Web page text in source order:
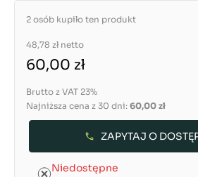
2 osób kupiło ten produkt
48,78 zł netto
60,00 zł
Brutto z VAT 23%
Najniższa cena z 30 dni: 60,00 zł
ZAPYTAJ O
Niedostępne